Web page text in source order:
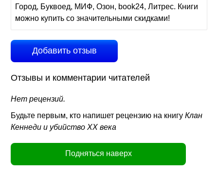
Город, Буквоед, МИФ, Озон, book24, Литрес. Книги
можно купить со значительными скидками!
Добавить отзыв
Отзывы и комментарии читателей
Нет рецензий.
Будьте первым, кто напишет рецензию на книгуКлан
Кеннеди и убийство ХХ века
Подняться наверх